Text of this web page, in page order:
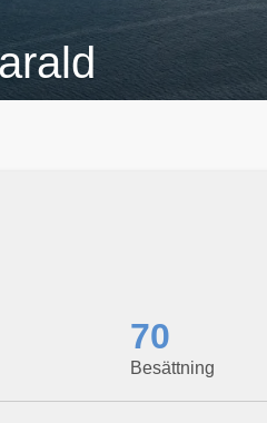
Besättning
70